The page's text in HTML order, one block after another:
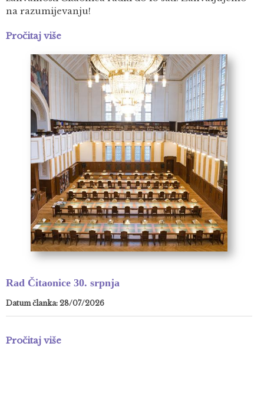
na razumijevanju!
Pročitaj više
Rad Čitaonice 30. srpnja
Datum članka: 28/07/2026
Pročitaj više